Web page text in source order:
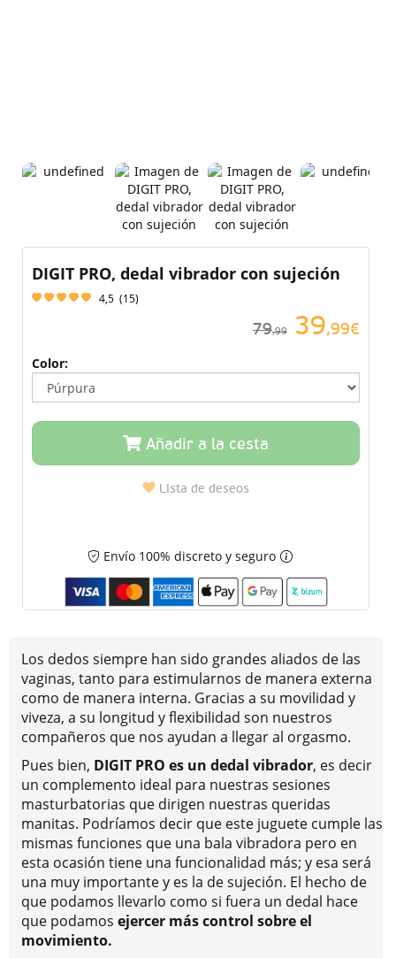
DIGIT PRO, dedal vibrador con sujeción
4,5 (15)
79,99 39,99€
Color:
Añadir a la cesta
Lista de deseos
Envío 100% discreto y seguro
Los dedos siempre han sido grandes aliados de las
vaginas, tanto para estimularnos de manera externa
como de manera interna. Gracias a su movilidad y
viveza, a su longitud y flexibilidad son nuestros
compañeros que nos ayudan a llegar al orgasmo.
Pues bien, DIGIT PRO es un dedal vibrador, es decir
un complemento ideal para nuestras sesiones
masturbatorias que dirigen nuestras queridas
manitas. Podríamos decir que este juguete cumple las
mismas funciones que una bala vibradora pero en
esta ocasión tiene una funcionalidad más; y esa será
una muy importante y es la de sujeción. El hecho de
que podamos llevarlo como si fuera un dedal hace
que podamos ejercer más control sobre el
movimiento.